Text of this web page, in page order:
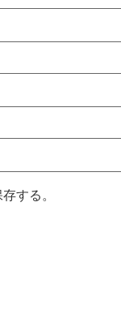
する。